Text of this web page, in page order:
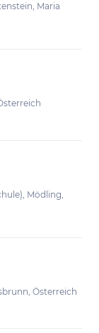
Maria
Mödling,
Österreich